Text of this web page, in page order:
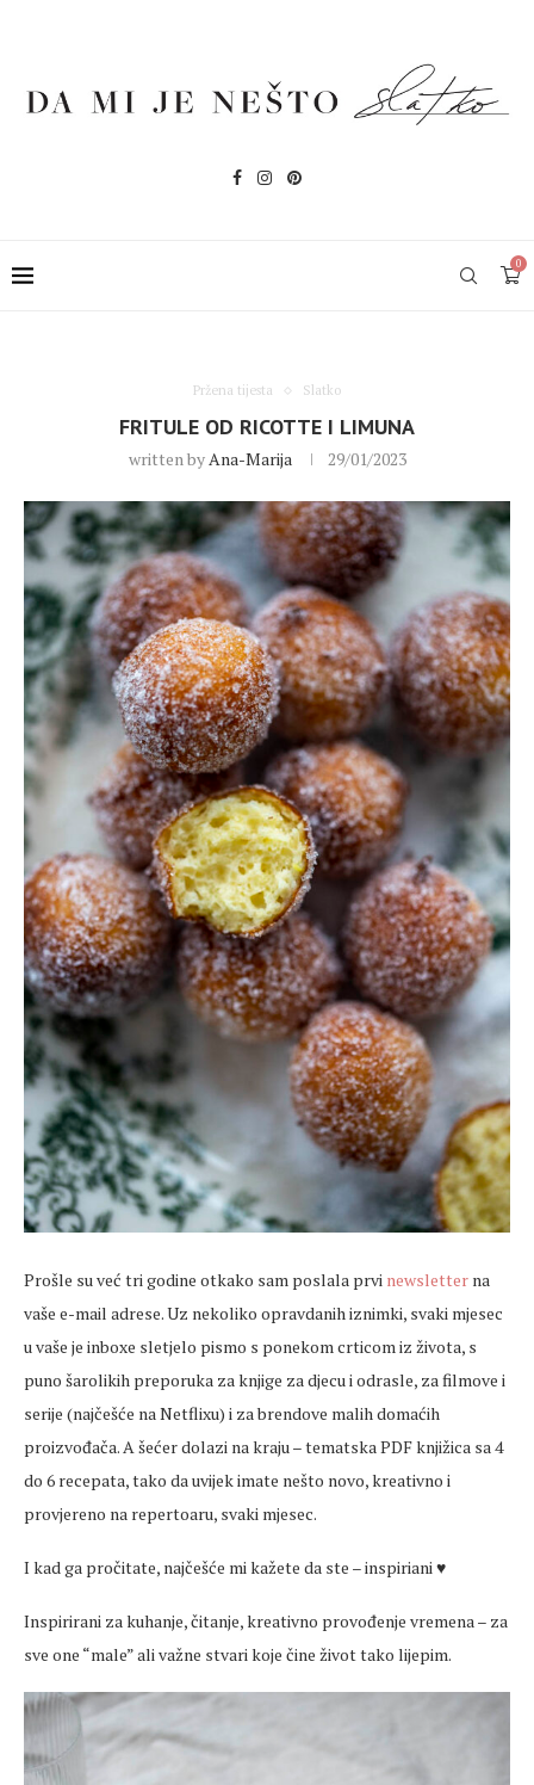
0
Pržena tijesta Slatko
FRITULE OD RICOTTE I LIMUNA
written byAna-Marija 29/01/2023
Prošle su već tri godine otkako sam poslala prvi newsletter na
vaše e-mail adrese. Uz nekoliko opravdanih iznimki, svaki mjesec
u vaše je inboxe sletjelo pismo s ponekom crticom iz života, s
puno šarolikih preporuka za knjige za djecu i odrasle, za filmove i
serije (najčešće na Netflixu) i za brendove malih domaćih
proizvođača. A šećer dolazi na kraju – tematska PDF knjižica sa 4
do 6 recepata, tako da uvijek imate nešto novo, kreativno i
provjereno na repertoaru, svaki mjesec.
I kad ga pročitate, najčešće mi kažete da ste – inspiriani ♥
Inspirirani za kuhanje, čitanje, kreativno provođenje vremena – za
sve one “male” ali važne stvari koje čine život tako lijepim.